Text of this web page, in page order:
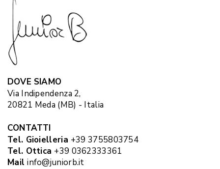
DOVE SIAMO
Via Indipendenza 2,
20821 Meda (MB) - Italia
CONTATTI
Tel. Gioielleria +39 3755803754
Tel. Ottica +39 0362333361
Mail info@juniorb.it